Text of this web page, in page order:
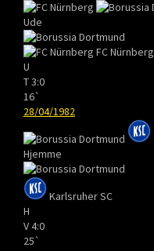
Ude
FC Nürnberg
U
T3:0
16`
28/04/1982
Hjemme
Karlsruher SC
H
V4:0
25`